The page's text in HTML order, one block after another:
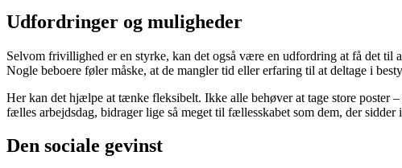
Udfordringer og muligheder
Selvom frivillighed er en styrke, kan det også være en udfordring at få det
Nogle beboere føler måske, at de mangler tid eller erfaring til at deltage i
Her kan det hjælpe at tænke fleksibelt. Ikke alle behøver at tage store poster
fælles arbejdsdag, bidrager lige så meget til fællesskabet som dem, der
Den sociale gevinst